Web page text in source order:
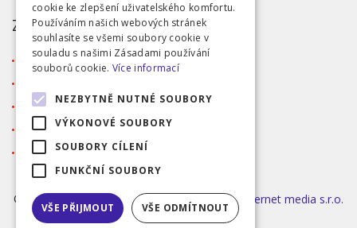
ZÁKAZNICKÝ SERVIS
Obchodní podmínky
Reklamace
Přihlášení
Registrace
©2026 MODA ČAPEK s.r.o. Made by INIZIO Internet media s.r.o.
|
nastavení cookies
cookie ke zlepšení uživatelského komfortu.
Používáním našich webových stránek
souhlasíte se všemi soubory cookie v
souladu s našimi Zásadami používání
souborů cookie. Více informací
NEZBYTNĚ NUTNÉ SOUBORY
VÝKONOVÉ SOUBORY
SOUBORY CÍLENÍ
FUNKČNÍ SOUBORY
VŠE PŘIJMOUT VŠE ODMÍTNOUT